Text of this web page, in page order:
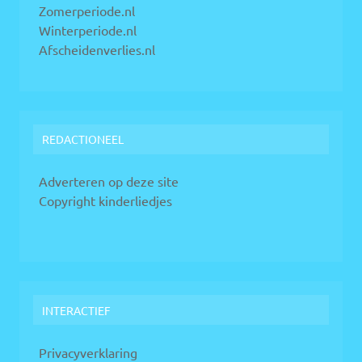
Zomerperiode.nl
Winterperiode.nl
Afscheidenverlies.nl
REDACTIONEEL
Adverteren op deze site
Copyright kinderliedjes
INTERACTIEF
Privacyverklaring